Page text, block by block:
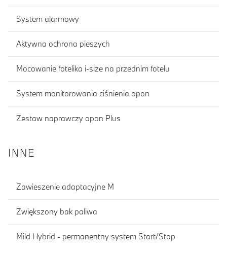
System alarmowy
Aktywna ochrona pieszych
Mocowanie fotelika i-size na przednim fotelu
System monitorowania ciśnienia opon
Zestaw naprawczy opon Plus
INNE
Zawieszenie adaptacyjne M
Zwiększony bak paliwa
Mild Hybrid - permanentny system Start/Stop